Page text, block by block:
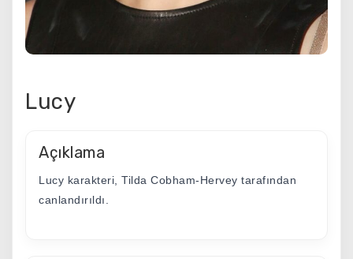
Lucy
Açıklama
Lucy karakteri, Tilda Cobham-Hervey tarafından
canlandırıldı.